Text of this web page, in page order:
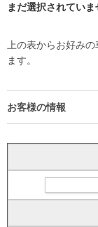
まだ選択されていま
上の表からお好み
ます。
お客様の情報